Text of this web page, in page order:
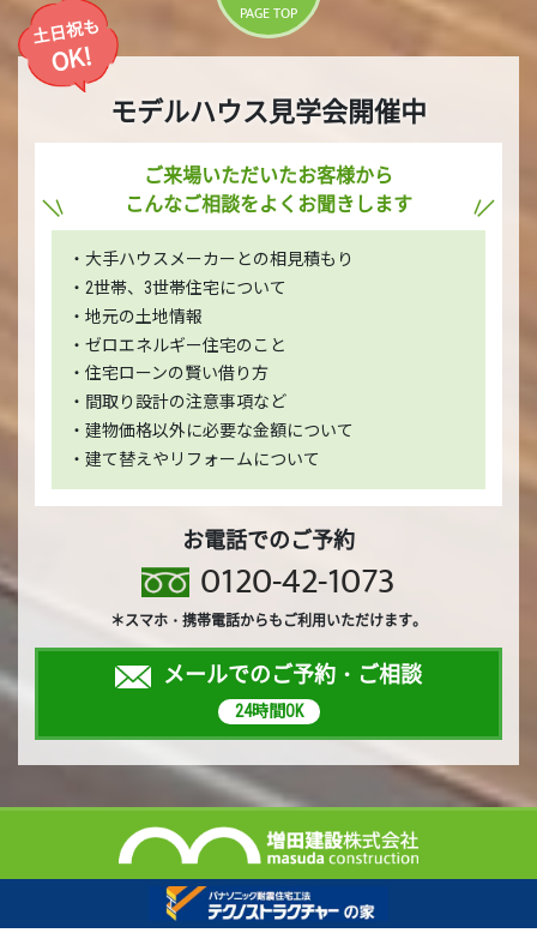
PAGE TOP
土日祝も
OK!
モデルハウス見学会開催中
ご来場いただいたお客様から
こんなご相談をよくお聞きします
・大手ハウスメーカーとの相見積もり
・2世帯、3世帯住宅について
・地元の土地情報
・ゼロエネルギー住宅のこと
・住宅ローンの賢い借り方
・間取り設計の注意事項など
・建物価格以外に必要な金額について
・建て替えやリフォームについて
お電話でのご予約
0120-42-1073
＊スマホ・携帯電話からもご利用いただけます。
メールでのご予約・ご相談
24時間OK